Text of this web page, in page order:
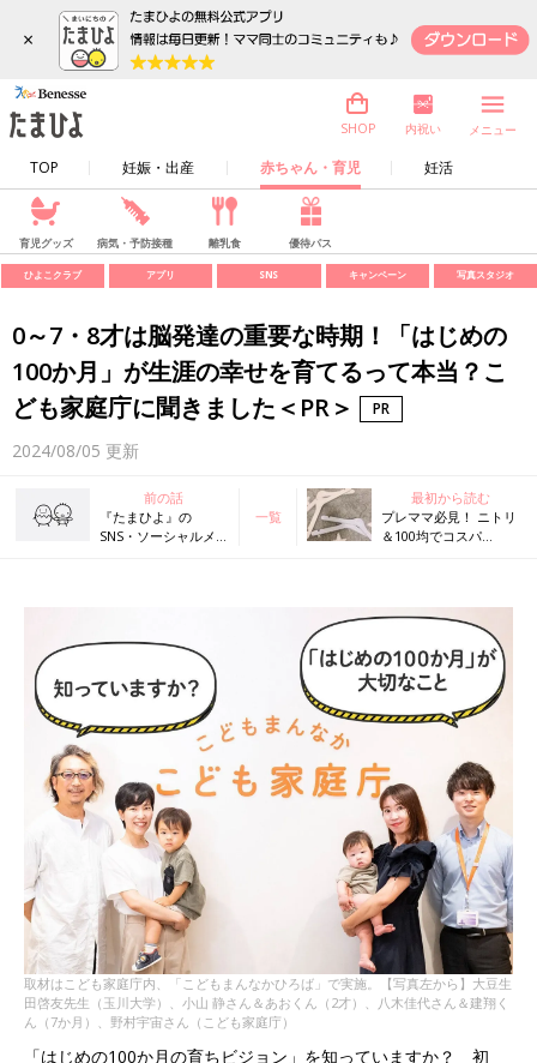
×
TOP 妊娠・出産 赤ちゃん・育児 妊活
SHOP 内祝い メニュー
育児グッズ 病気・予防接種 離乳食 優待パス
ひよこクラブ アプリ SNS キャンペーン 写真スタジオ
0～7・8才は脳発達の重要な時期！「はじめの
100か月」が生涯の幸せを育てるって本当？こ
ども家庭庁に聞きました＜PR＞
2024/08/05 更新
前の話
『たまひよ』の
SNS・ソーシャルメ
一覧
最初から読む
プレママ必見！ ニトリ
＆100均でコスパ
取材はこども家庭庁内、「こどもまんなかひろば」で実施。【写真左から】大豆生
田啓友先生（玉川大学）、小山 静さん＆あおくん（2才）、八木佳代さん＆建翔く
ん（7か月）、野村宇宙さん（こども家庭庁）
「はじめの100か月の育ちビジョン」を知っていますか？ 初